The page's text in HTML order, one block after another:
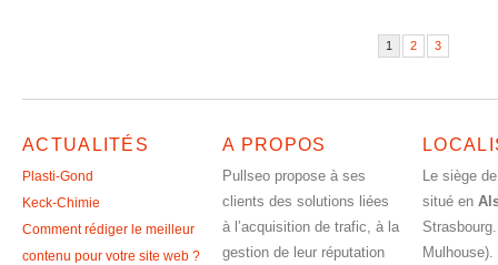
1 2 3
ACTUALITÉS
Plasti-Gond
Keck-Chimie
Comment rédiger le meilleur
contenu pour votre site web ?
A PROPOS
Pullseo propose à ses
clients des solutions liées
à l’acquisition de trafic, à la
gestion de leur réputation
Le siège
situé en
Mulhouse).